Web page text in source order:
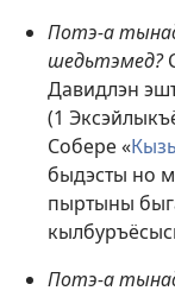
Потэ-а
шедьтэмед?
Давидлэн
(1
Собере «
быдэсты но
пыртыны
Потэ-а